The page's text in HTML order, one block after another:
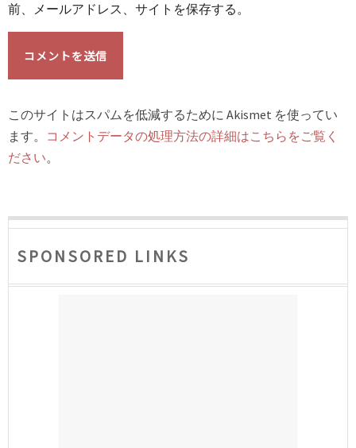
前、メールアドレス、サイトを保存する。
このサイトはスパムを低減するために Akismet を使ってい
ます。 コメントデータの処理方法の詳細はこちらをご覧く
ださい。
SPONSORED LINKS